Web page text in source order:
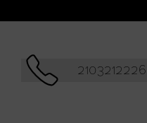
2103212226